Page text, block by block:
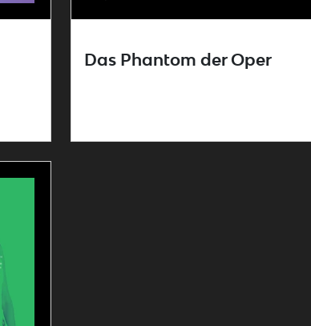
Das Phantom der Oper